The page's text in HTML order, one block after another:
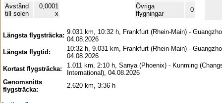
Avstånd
till solen
0,0001
x
Övriga
flygningar
0
Längsta flygsträcka: 9.031 km, 10:32 h, Frankfurt (Rhein-Main) -
04.08.2026
Längsta flygtid:
10:32 h, 9.031 km, Frankfurt (Rhein-Main) -
04.08.2026
Kortast flygsträcka:
1.011 km, 2:10 h, Sanya (Phoenix) - Kunming
International), 04.08.2026
Genomsnitts
flygsträcka:
2.620 km, 3:36 h